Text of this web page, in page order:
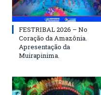
FESTRIBAL 2026 – No
Coração da Amazônia.
Apresentação da
Muirapinima.